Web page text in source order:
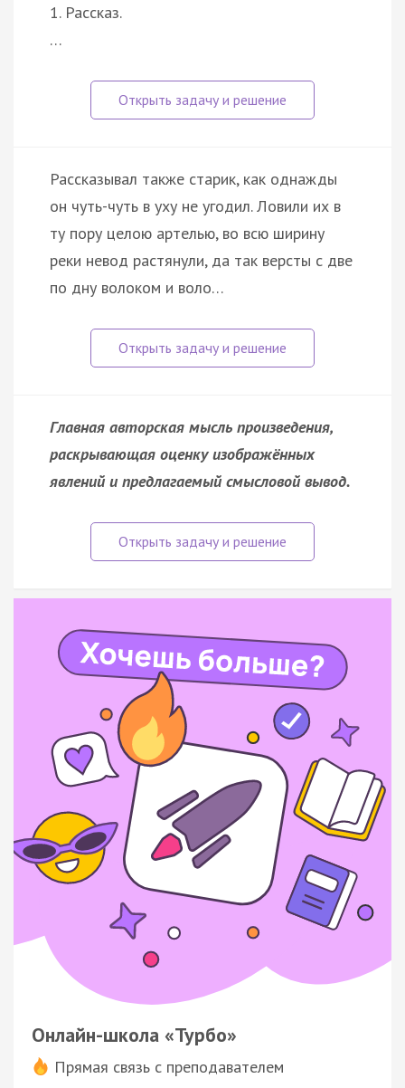
1. Рассказ.
…
Рассказывал также старик, как однажды
он чуть-чуть в уху не угодил. Ловили их в
ту пору целою артелью, во всю ширину
реки невод растянули, да так версты с две
по дну волоком и воло…
Главная авторская мысль произведения,
раскрывающая оценку изображённых
явлений и предлагаемый смысловой вывод.
Онлайн-школа «Турбо»
Прямая связь с преподавателем